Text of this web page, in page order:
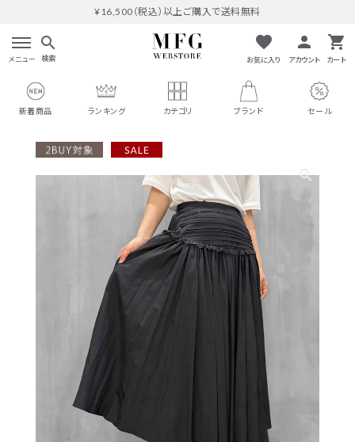
¥16,500（税込）以上ご購入で送料無料
メニュー
search
検索
favorite
お気に入り
person
アカウント
shopping_cart
カート
新着商品 ランキング カテゴリ ブランド セール
search
#THOMAS MAGPIE
#MARGAUX VINTAGE
#イチパーセント
tune
CHECKED ITEM